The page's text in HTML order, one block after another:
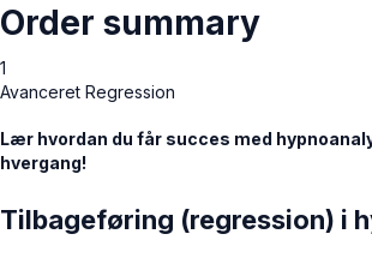
Order summary
1
Avanceret Regression
Lær hvordan du får succes med
hvergang!
Tilbageføring (regression) i